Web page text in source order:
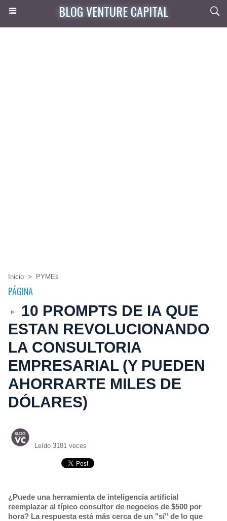
BLOG VENTURE CAPITAL
Inicio > PYMEs
PÁGINA
10 PROMPTS DE IA QUE
ESTAN REVOLUCIONANDO
LA CONSULTORIA
EMPRESARIAL (Y PUEDEN
AHORRARTE MILES DE
DÓLARES)
Leído 3181 veces
¿Puede una herramienta de inteligencia artificial
reemplazar al típico consultor de negocios de $500 por
hora? La respuesta está más cerca de un "sí" de lo que